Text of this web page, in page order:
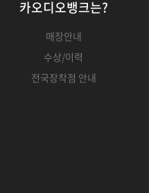
카오디오뱅크는?
매장안내
수상/이력
전국장착점 안내